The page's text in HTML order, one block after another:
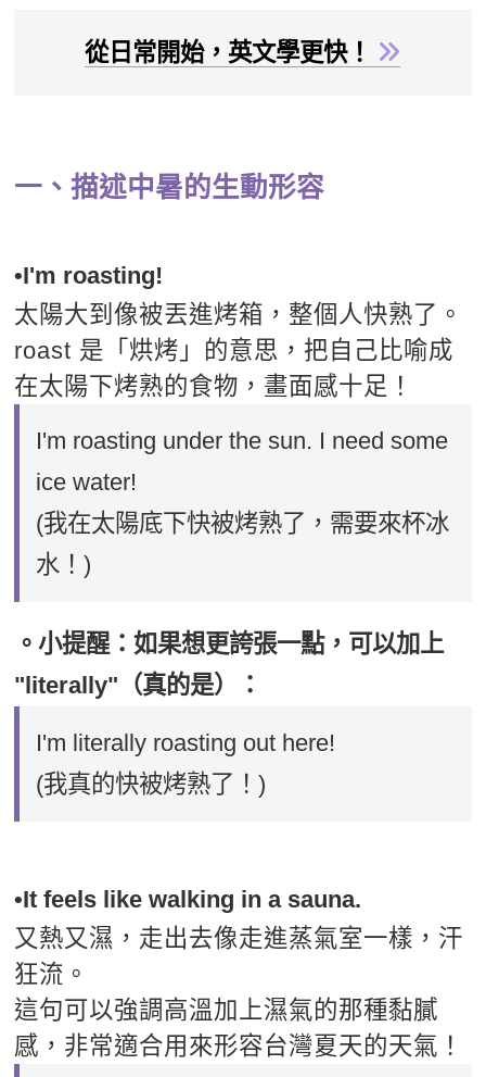
從日常開始，英文學更快！
一、描述中暑的生動形容
•I'm roasting!
太陽大到像被丟進烤箱，整個人快熟了。
roast 是「烘烤」的意思，把自己比喻成
在太陽下烤熟的食物，畫面感十足！
I'm roasting under the sun. I need some
ice water!
(我在太陽底下快被烤熟了，需要來杯冰
水！)
。小提醒：如果想更誇張一點，可以加上
"literally"（真的是）：
I'm literally roasting out here!
(我真的快被烤熟了！)
•It feels like walking in a sauna.
又熱又濕，走出去像走進蒸氣室一樣，汗
狂流。
這句可以強調高溫加上濕氣的那種黏膩
感，非常適合用來形容台灣夏天的天氣！